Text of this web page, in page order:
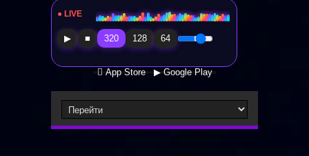
● LIVE Radio Sfera Music
▶ ■ 320 128 64
 App Store ▶ Google Play